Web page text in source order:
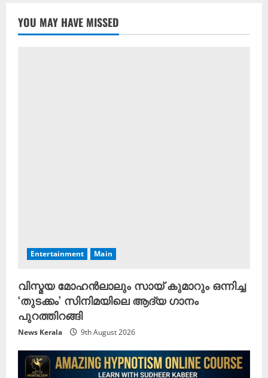
YOU MAY HAVE MISSED
Entertainment Main
വിസ്മയ മോഹൻലാലും സായ് കുമാറും ഒന്നിച്ച
‘തുടക്കം’ സിനിമയിലെ ആദ്യ ഗാനം
പുറത്തിറങ്ങി
News Kerala 9th August 2026